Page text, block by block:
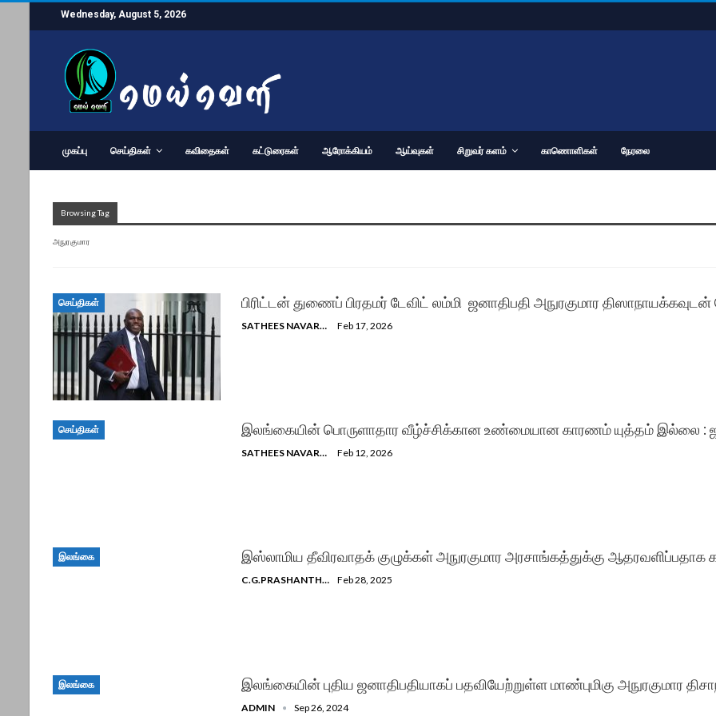
Wednesday, August 5, 2026
முகப்பு செய்திகள் கவிதைகள் கட்டுரைகள் ஆரோக்கியம் ஆய்வுகள் சிறுவர் களம் காணொளிகள் நேரலை
Browsing Tag
அநுரகுமார
செய்திகள் பிரிட்டன் துணைப் பிரதமர் டேவிட் லம்மி ஜனாதிபதி அநுரகுமார திஸாநாயக்கவுடன்
SATHEES NAVARATNAM Feb 17, 2026
செய்திகள் இலங்கையின் பொருளாதார வீழ்ச்சிக்கான உண்மையான காரணம் யுத்தம் இல்லை :
SATHEES NAVARATNAM Feb 12, 2026
இலங்கை இஸ்லாமிய தீவிரவாதக் குழுக்கள் அநுரகுமார அரசாங்கத்துக்கு
C.G.PRASHANTHAN SRI LANKA - COLOMBO REPORTER FOR MEIVELI Feb 28, 2025
இலங்கை இலங்கையின் புதிய ஜனாதிபதியாகப் பதவியேற்றுள்ள மாண்புமிகு அநுரகுமார
ADMIN Sep 26, 2024